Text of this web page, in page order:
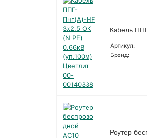
Кабель
Артикул:
Бренд:
Роутер